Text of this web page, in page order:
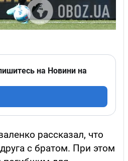
на Новини на
рассказал, что
с братом. При этом